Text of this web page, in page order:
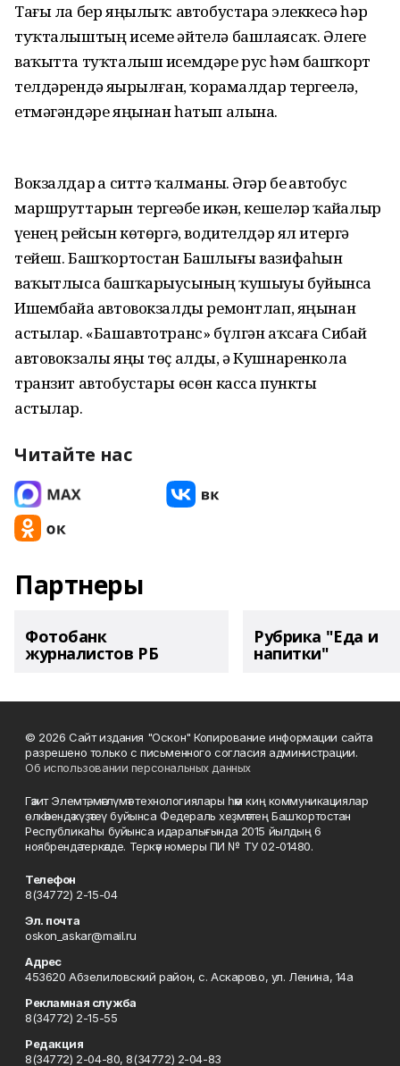
Тағы ла бер яңылыҡ: автобустарҙа элеккесә һәр
туҡталыштың исеме әйтелә башлаясаҡ. Әлеге
ваҡытта туҡталыш исемдәре рус һәм башҡорт
телдәрендә яҙҙырылған, ҡорамалдар тергеҙелә,
етмәгәндәре яңынан һатып алына.
Вокзалдар ҙа ситтә ҡалманы. Әгәр беҙ автобус
маршруттарын тергеҙәбеҙ икән, кешеләр ҡайҙалыр
үҙенең рейсын көтөргә, водителдәр ял итергә
тейеш. Башҡортостан Башлығы вазифаһын
ваҡытлыса башҡарыусының ҡушыуы буйынса
Ишембайҙа автовокзалды ремонтлап, яңынан
астылар. «Башавтотранс» бүлгән аҡсаға Сибай
автовокзалы яңы төҫ алды, ә Кушнаренкола
транзит автобустары өсөн касса пункты
астылар.
Читайте нас
Партнеры
Фотобанк
журналистов РБ
Рубрика "Еда и
напитки"
© 2026 Сайт издания "Оскон" Копирование информации сайта
разрешено только с письменного согласия администрации.
Об использовании персональных данных
Гәзит Элемтә, мәғлүмәт технологиялары һәм киң коммуникациялар
өлкәһендә күҙәтеү буйынса Федераль хеҙмәттең Башҡортостан
Республикаһы буйынса идаралығында 2015 йылдың 6
ноябрендә теркәлде. Теркәү номеры ПИ № ТУ 02-01480.
Телефон
8(34772) 2-15-04
Эл. почта
oskon_askar@mail.ru
Адрес
453620 Абзелиловский район, с. Аскарово, ул. Ленина, 14а
Рекламная служба
8(34772) 2-15-55
Редакция
8(34772) 2-04-80, 8(34772) 2-04-83